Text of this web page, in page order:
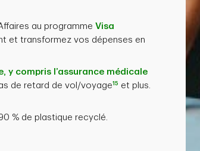
au programme Visa
et transformez vos dépenses en
y compris l’assurance médicale
de retard de vol/voyage15 et plus.
% de plastique recyclé.